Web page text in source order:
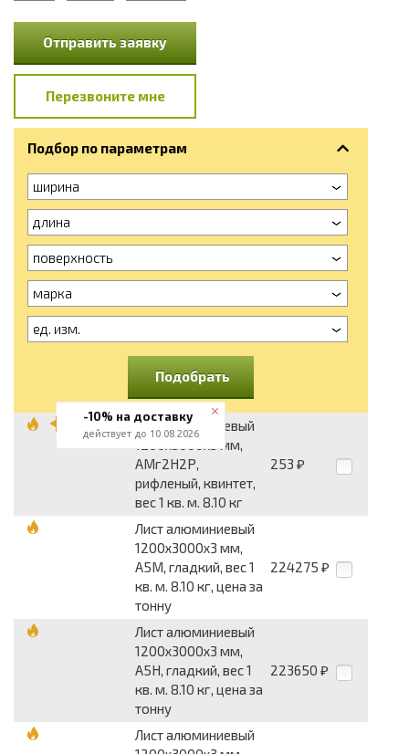
Отправить заявку
Перезвоните мне
Подбор по параметрам
ширина
длина
поверхность
марка
ед. изм.
Подобрать
Лист алюминиевый
1200x3000x3 мм,
АМг2Н2Р,
рифленый, квинтет,
вес 1 кв. м. 8.10 кг
253 ₽
Лист алюминиевый
1200x3000x3 мм,
А5М, гладкий, вес 1
кв. м. 8.10 кг, цена за
тонну
224275 ₽
Лист алюминиевый
1200x3000x3 мм,
А5Н, гладкий, вес 1
кв. м. 8.10 кг, цена за
тонну
223650 ₽
Лист алюминиевый
-10% на доставку
действует до 10.08.2026